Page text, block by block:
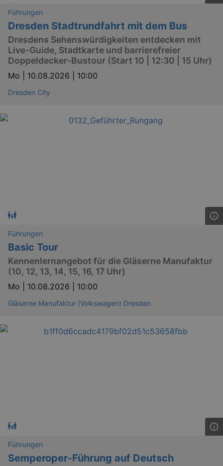
Führungen
Dresden Stadtrundfahrt mit dem Bus
Dresdens Sehenswürdigkeiten entdecken mit
Live-Guide, Stadtkarte und barrierefreier
Doppeldecker-Bustour (Start 10 | 12:30 | 15 Uhr)
Mo | 10.08.2026 | 10:00
Dresden City
Führungen
Basic Tour
Kennenlernangebot für die Gläserne Manufaktur
(10, 12, 13, 14, 15, 16, 17 Uhr)
Mo | 10.08.2026 | 10:00
Gläserne Manufaktur (Volkswagen) Dresden
Führungen
Semperoper-Führung auf Deutsch